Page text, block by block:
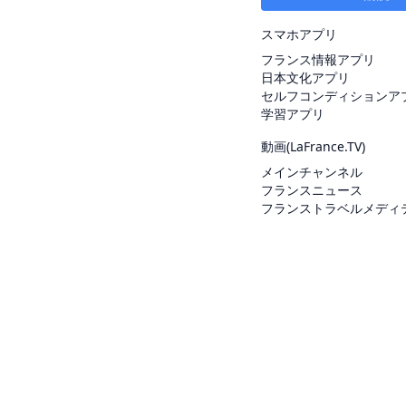
スマホアプリ
フランス情報アプリ
日本文化アプリ
セルフコンディションア
学習アプリ
動画(LaFrance.TV)
メインチャンネル
フランスニュース
フランストラベルメディ